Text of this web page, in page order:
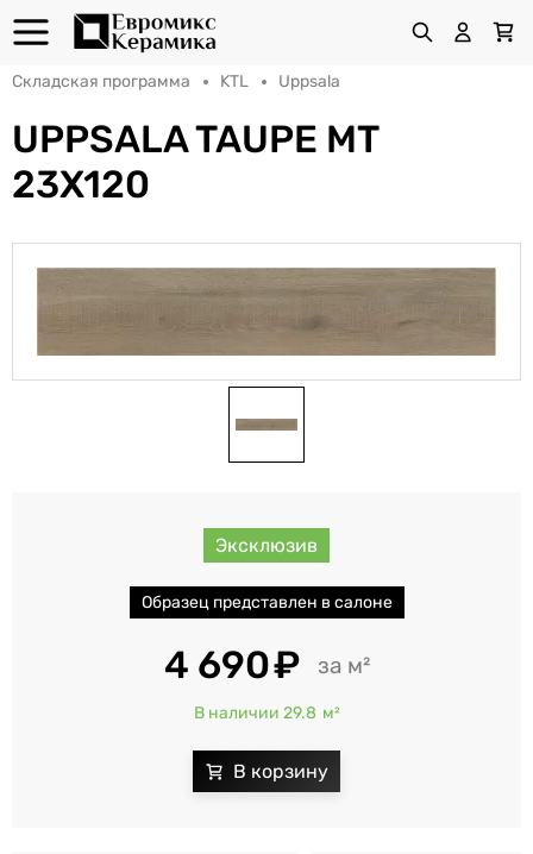
Складская программа KTL Uppsala
UPPSALA TAUPE MT
23X120
Эксклюзив
Образец представлен в салоне
4 690 м²
В наличии 29.8 м²